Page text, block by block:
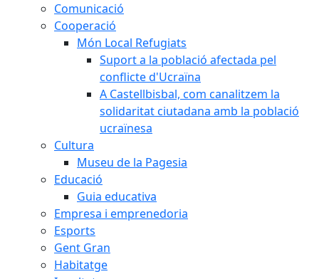
Comunicació
Cooperació
Món Local Refugiats
Suport a la població afectada pel
conflicte d'Ucraïna
A Castellbisbal, com canalitzem la
solidaritat ciutadana amb la població
ucraïnesa
Cultura
Museu de la Pagesia
Educació
Guia educativa
Empresa i emprenedoria
Esports
Gent Gran
Habitatge